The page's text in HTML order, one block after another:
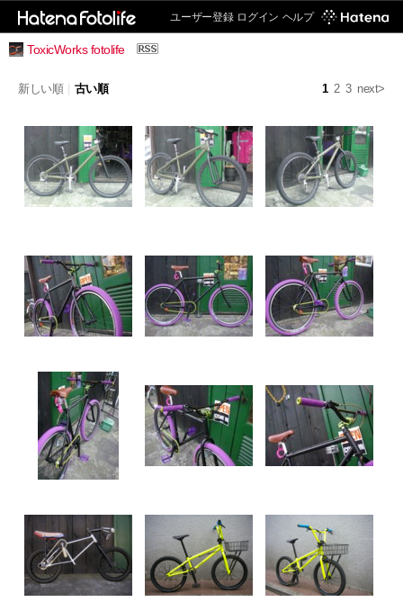
ユーザー登録 ログイン ヘルプ
ToxicWorks fotolife
1 2 3 next>
新しい順 古い順